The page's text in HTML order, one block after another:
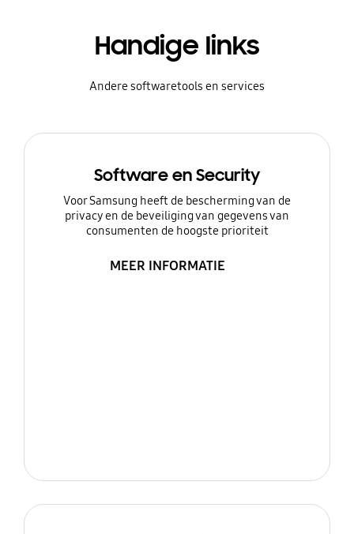
Handige links
Andere softwaretools en services
Software en Security
Voor Samsung heeft de bescherming van de
privacy en de beveiliging van gegevens van
consumenten de hoogste prioriteit
MEER INFORMATIE